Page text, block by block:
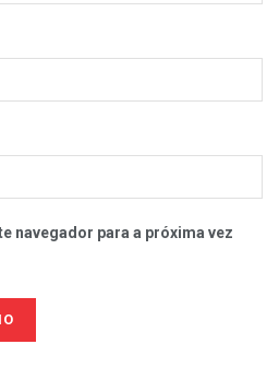
navegador para a próxima vez